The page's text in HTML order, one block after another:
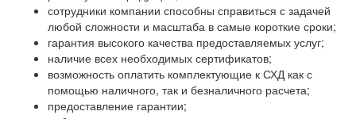
сотрудники компании способны справиться с задачей
любой сложности и масштаба в самые короткие сроки;
гарантия высокого качества предоставляемых услуг;
наличие всех необходимых сертификатов;
возможность оплатить комплектующие к СХД как с
помощью наличного, так и безналичного расчета;
предоставление гарантии;